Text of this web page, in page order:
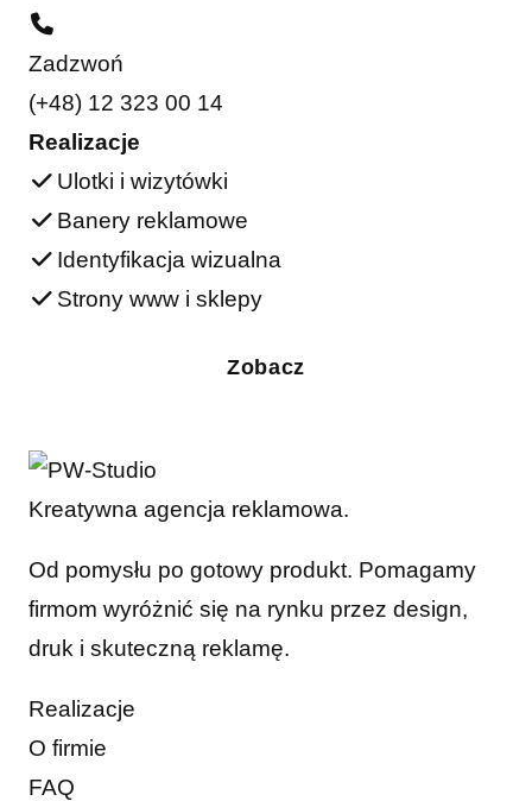
Zadzwoń
(+48) 12 323 00 14
Realizacje
Ulotki i wizytówki
Banery reklamowe
Identyfikacja wizualna
Strony www i sklepy
Zobacz
Kreatywna agencja reklamowa.
Od pomysłu po gotowy produkt. Pomagamy
firmom wyróżnić się na rynku przez design,
druk i skuteczną reklamę.
Realizacje
O firmie
FAQ